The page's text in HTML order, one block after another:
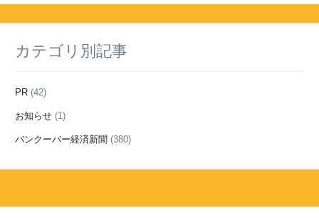
カテゴリ別記事
PR (42)
お知らせ (1)
バンクーバー経済新聞 (380)